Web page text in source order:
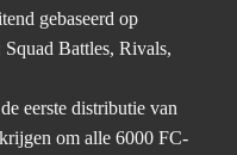
gebaseerd op
Battles, Rivals,
eerste distributie van
om alle 6000 FC-